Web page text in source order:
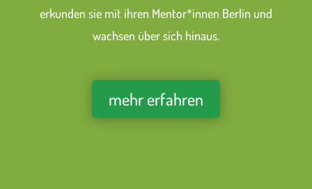
erkunden sie mit ihren Mentor*innen Berlin und
wachsen über sich hinaus.
mehr erfahren